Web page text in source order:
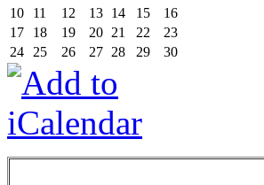
10
11 12 13 14 15
16
17
18 19 20 21 22
23
24 25 26 27 28 29 30